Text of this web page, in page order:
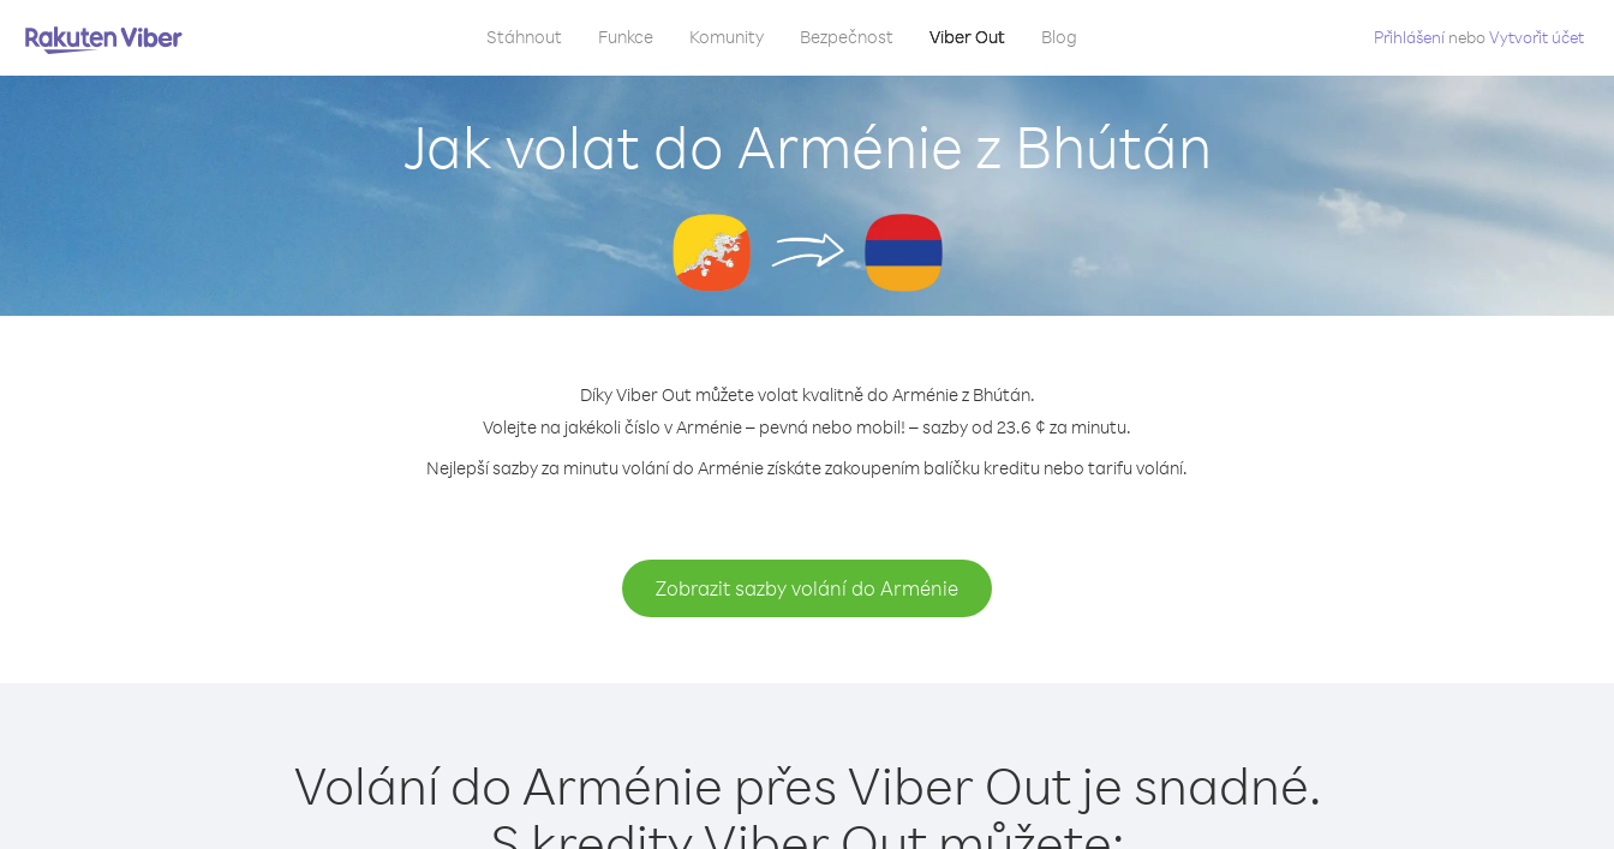
Stáhnout Funkce Komunity Bezpečnost Viber Out Blog Přihlášení neboVytvořit účet
Jak volat do Arménie z Bhútán
Díky Viber Out můžete volat kvalitně do Arménie z Bhútán.
Volejte na jakékoli číslo v Arménie – pevná nebo mobil! – sazby od 23.6 ¢ za minutu.
Nejlepší sazby za minutu volání do Arménie získáte zakoupením balíčku kreditu nebo tarifu volání.
Zobrazit sazby volání do Arménie
Volání do Arménie přes Viber Out je snadné.